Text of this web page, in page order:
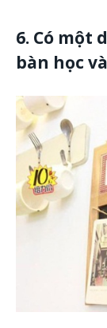
6. Có một
bàn học